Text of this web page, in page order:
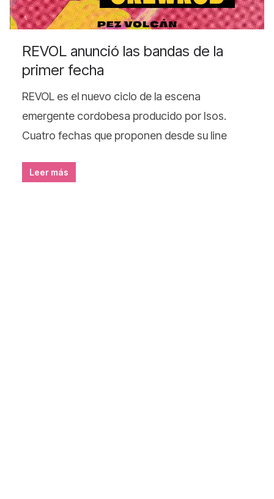
REVOL anunció las bandas de la
primer fecha
REVOL es el nuevo ciclo de la escena
emergente cordobesa producido por Isos.
Cuatro fechas que proponen desde su line
Leer más